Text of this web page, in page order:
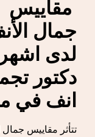
مقاييس
جمال
لدى اشهر
دكتور
انف في
تتأثر مقاييس جمال